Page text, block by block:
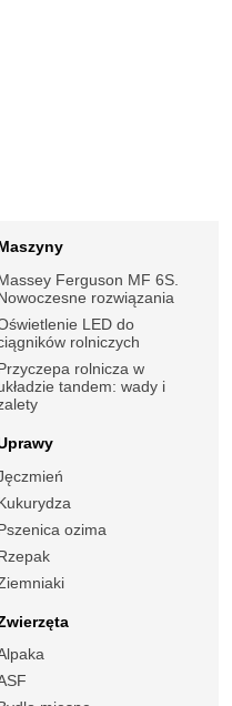
Ferguson MF 6S.
rozwiązania
LED do
rolniczych
rolnicza w
tandem: wady i
ozima